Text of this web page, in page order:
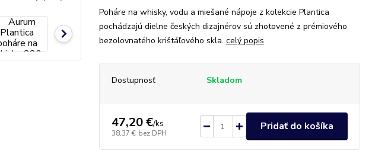
Poháre na whisky, vodu a miešané nápoje z kolekcie Plantica
pochádzajú dielne českých dizajnérov sú zhotovené z prémiového
bezolovnatého krištáľového skla. celý popis
Dostupnosť Skladom
47,20 €/ks
38,37 € bez DPH
Pridať do košíka